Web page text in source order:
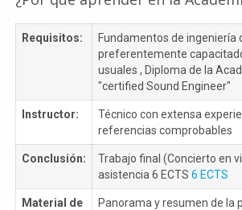
Requisitos:
Fundamentos de ingeniería
preferentemente
usuales , Diploma de la
"certified Sound Engineer"
Instructor:
Técnico con extensa
referencias comprobables
Conclusión:
Trabajo final (Concierto en
asistencia 6 ECTS 6 ECTS
Material de
Panorama y resumen de la